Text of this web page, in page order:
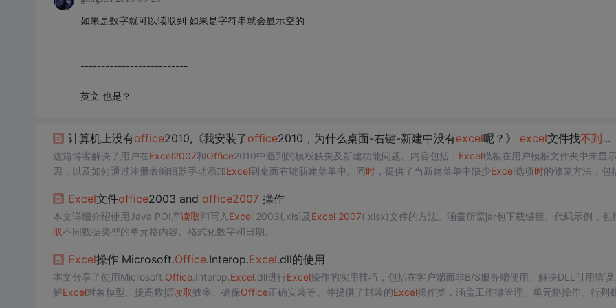
如果是数字就可以读取到 如果是字符串就会显示空的
--------------------------
英文 也是？
计算机上没有office2010,《我安装了office2010，为什么桌面-右键-新建中没有excel呢？》 excel文件找不到...
这篇博客解决了用户在Excel2007和Office2010中遇到的模板缺失及新建功能问题。内容包括： Excel模板在用户模板文件夹中未显
因，以及如何通过注册表编辑器手动添加Excel到桌面右键新建菜单中。同时，提供了当新建菜单中缺少Excel选项时的修复方法，包
Excel文件office2003 and office2007 操作
本文详细介绍使用Java POI库读取和写入 Excel2003(.xls)及 Excel 2007(.xlsx)文件的方法。涵盖所需jar包下载链接、代码示例，包
取不同数据类型的单元格内容、格式化数字和日期。
Excel操作 Microsoft.Office.Interop.Excel.dll的使用
本文分享了使用Microsoft. Office.Interop. Excel.dll进行Excel操作的实用技巧，包括在客户端而非B/S服务端使用、解决DLL引用错误
解Excel对象模型、提高数据读取效率、确保Office正确安装等。并提供了封装的Excel操作类，涵盖工作簿管理、单元格操作、行列